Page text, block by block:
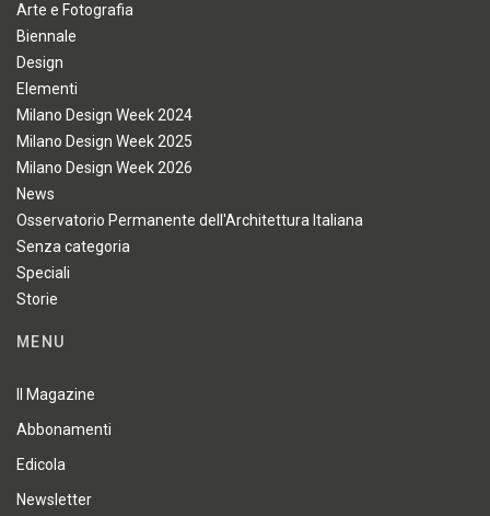
Arte e Fotografia
Biennale
Design
Elementi
Milano Design Week 2024
Milano Design Week 2025
Milano Design Week 2026
News
Osservatorio Permanente dell'Architettura Italiana
Senza categoria
Speciali
Storie
MENU
Il Magazine
Abbonamenti
Edicola
Newsletter